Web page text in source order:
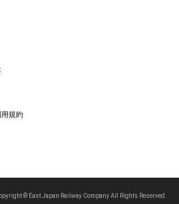
用規約
© East Japan Railway Company All Rights Reserved.